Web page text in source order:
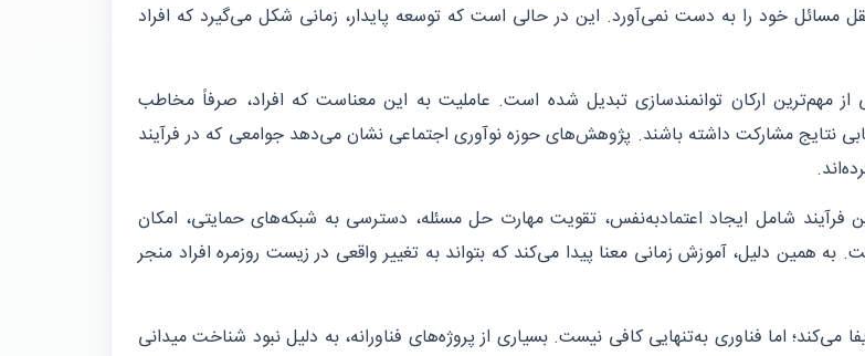
خود را به دست نمی‌آورد. این در حالی است که توسعه پایدار، زمانی شکل می‌گیرد که افراد
از مهم‌ترین ارکان توانمندسازی تبدیل شده است. عاملیت به این معناست که افراد، صرفاً مخاطب
نتایج مشارکت داشته باشند. پژوهش‌های حوزه نوآوری اجتماعی نشان می‌دهد جوامعی که در فرآیند
فرآیند شامل ایجاد اعتمادبه‌نفس، تقویت مهارت حل مسئله، دسترسی به شبکه‌های حمایتی، امکان
همین دلیل، آموزش زمانی معنا پیدا می‌کند که بتواند به تغییر واقعی در زیست روزمره افراد منجر
می‌کند؛ اما فناوری به‌تنهایی کافی نیست. بسیاری از پروژه‌های فناورانه، به دلیل نبود شناخت میدانی